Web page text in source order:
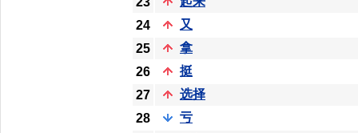
24
又
25
拿
26
挺
27
选择
28
亏